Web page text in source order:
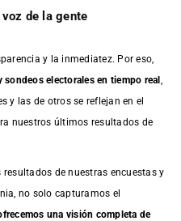
de la gente
y la inmediatez. Por eso,
sondeos electorales en tiempo real
y las de otros se reflejan en el
nuestros últimos resultados de
de nuestras encuestasy
no solo capturamos el
una visión completa de